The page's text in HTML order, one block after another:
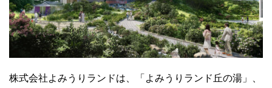
株式会社よみうりランドは、「よみうりランド丘の湯」、